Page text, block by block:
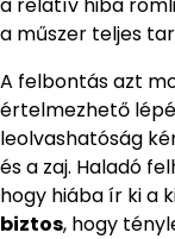
a műszer teljes
A felbontás azt
értelmezhető
leolvashatóság
és a zaj. Haladó
hogy hiába ír ki a
biztos, hogy